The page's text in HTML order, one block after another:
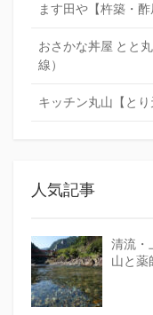
ます田や【杵築・酢
おさかな丼屋 とと
線）
キッチン丸山【とり
人気記事
清流・
山と薬